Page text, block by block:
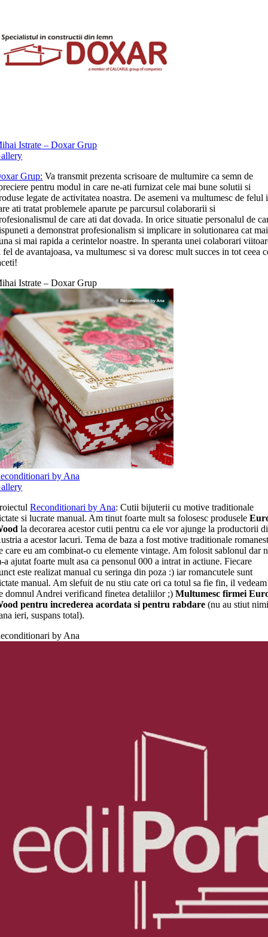
Istrate – Doxar Grup
Grup: Va transmit prezenta scrisoare de multumire ca semn de
pentru modul in care ne-ati furnizat cele mai bune solutii si
legate de activitatea noastra. De asemeni va multumesc de felul
ati tratat problemele aparute pe parcursul colaborarii si
de care ati dat dovada. In orice situatie personalul de
a demonstrat profesionalism si implicare in solutionarea cat mai
si mai rapida a cerintelor noastre. In speranta unei colaborari
fel de avantajoasa, va multumesc si va doresc mult succes in tot ceea
Istrate – Doxar Grup
by Ana
Reconditionari by Ana: Cutii bijuterii cu motive traditionale
si lucrate manual. Am tinut foarte mult sa folosesc produsele
la decorarea acestor cutii pentru ca ele vor ajunge la productorii
a acestor lacuri. Tema de baza a fost motive traditionale
care eu am combinat-o cu elemente vintage. Am folosit sablonul dar
a ajutat foarte mult asa ca pensonul 000 a intrat in actiune. Fiecare
este realizat manual cu seringa din poza :) iar romancutele sunt
manual. Am slefuit de nu stiu cate ori ca totul sa fie fin, il vedeam
domnul Andrei verificand finetea detaliilor ;)Multumesc firmei
pentru increderea acordata si pentru rabdare (nu au stiut
ieri, suspans total).
by Ana